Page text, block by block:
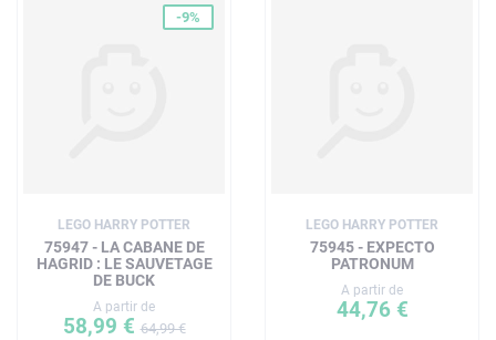
-9%
LEGO HARRY POTTER
75947 - LA CABANE DE
HAGRID : LE SAUVETAGE
DE BUCK
A partir de
58,99 €64,99 €
LEGO HARRY POTTER
75945 - EXPECTO
PATRONUM
A partir de
44,76 €